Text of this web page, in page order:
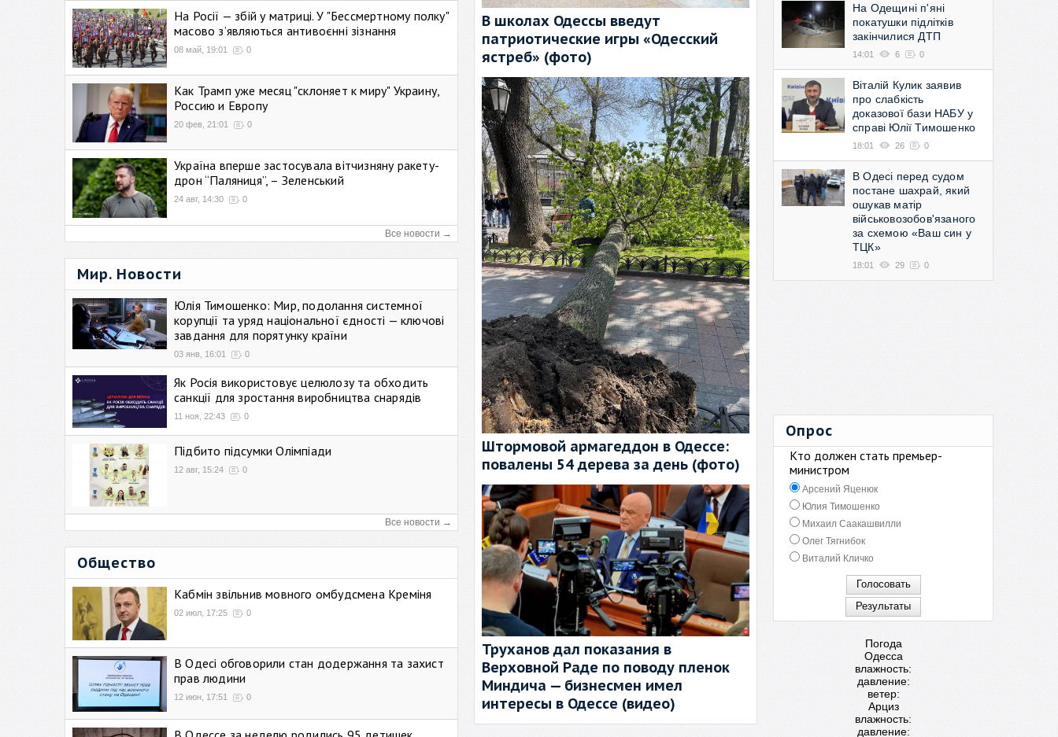
На Росії — збій у матриці. У "Бессмертному полку"
масово зʼявляються антивоєнні зізнання
08 май, 19:01 0
Как Трамп уже месяц "склоняет к миру" Украину,
Россию и Европу
20 фев, 21:01 0
Україна вперше застосувала вітчизняну ракету-
дрон “Паляниця”, – Зеленський
24 авг, 14:30 0
Все новости →
Мир. Новости
Юлія Тимошенко: Мир, подолання системної
корупції та уряд національної єдності — ключові
завдання для порятунку країни
03 янв, 16:01 0
Як Росія використовує целюлозу та обходить
санкції для зростання виробництва снарядів
11 ноя, 22:43 0
Підбито підсумки Олімпіади
12 авг, 15:24 0
Все новости →
Общество
Кабмін звільнив мовного омбудсмена Креміня
02 июл, 17:25 0
В Одесі обговорили стан додержання та захист
прав людини
12 июн, 17:51 0
В школах Одессы введут
патриотические игры «Одесский
ястреб» (фото)
Штормовой армагеддон в Одессе:
повалены 54 дерева за день (фото)
Труханов дал показания в
Верховной Раде по поводу пленок
Миндича — бизнесмен имел
интересы в Одессе (видео)
На Одещині п'яні
покатушки підлітків
закінчилися ДТП
14:01 6 0
Віталій Кулик заявив
про слабкість
доказової бази НАБУ у
справі Юлії Тимошенко
18:01 26 0
В Одесі перед судом
постане шахрай, який
ошукав матір
військовозобов'язаного
за схемою «Ваш син у
ТЦК»
18:01 29 0
Опрос
Кто должен стать премьер-
министром
Арсений Яценюк
Юлия Тимошенко
Михаил Саакашвилли
Олег Тягнибок
Виталий Кличко
Погода
Одесса
влажность:
давление:
ветер:
Арциз
влажность:
давление: